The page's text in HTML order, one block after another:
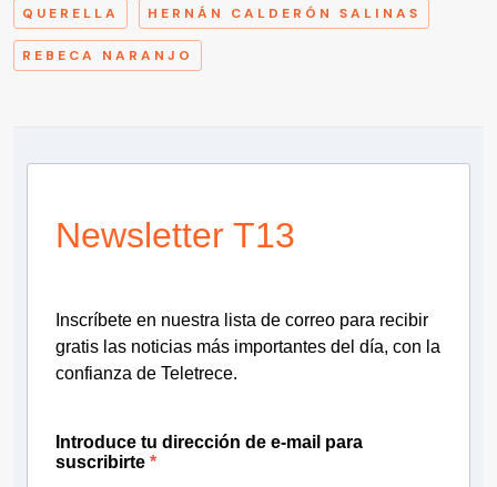
QUERELLA HERNÁN CALDERÓN SALINAS
REBECA NARANJO
Newsletter T13
Inscríbete en nuestra lista de correo para recibir
gratis las noticias más importantes del día, con la
confianza de Teletrece.
Introduce tu dirección de e-mail para
suscribirte